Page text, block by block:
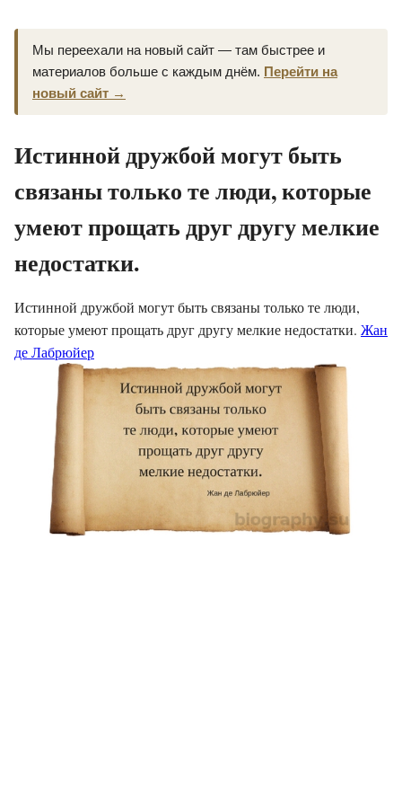
Мы переехали на новый сайт — там быстрее и
материалов больше с каждым днём. Перейти на
новый сайт →
Истинной дружбой могут быть
связаны только те люди, которые
умеют прощать друг другу мелкие
недостатки.
Истинной дружбой могут быть связаны только те люди,
которые умеют прощать друг другу мелкие недостатки. Жан
де Лабрюйер